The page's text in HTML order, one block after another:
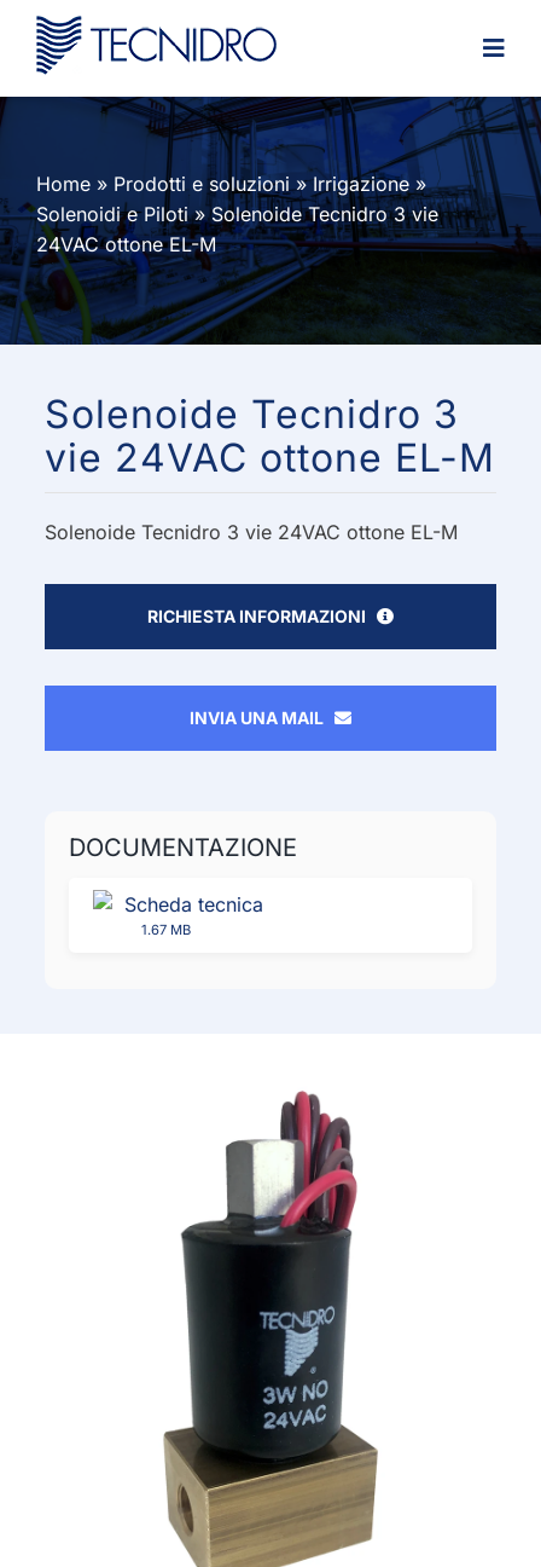
Skip
content
Home » Prodotti e soluzioni»Irrigazione »
Solenoidi e Piloti»Solenoide Tecnidro 3 vie
24VAC ottone EL-M
Solenoide Tecnidro 3
vie 24VAC ottone EL-M
Solenoide Tecnidro 3 vie 24VAC ottone EL-M
RICHIESTA INFORMAZIONI
INVIA UNA MAIL
DOCUMENTAZIONE
Scheda tecnica
1.67 MB